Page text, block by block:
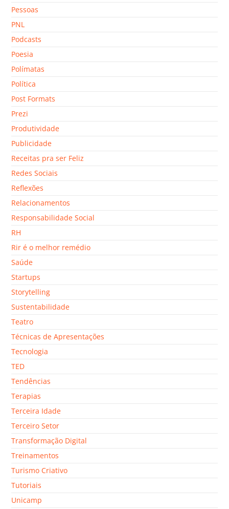
Pessoas
PNL
Podcasts
Poesia
Polímatas
Política
Post Formats
Prezi
Produtividade
Publicidade
Receitas pra ser Feliz
Redes Sociais
Reflexões
Relacionamentos
Responsabilidade Social
RH
Rir é o melhor remédio
Saúde
Startups
Storytelling
Sustentabilidade
Teatro
Técnicas de Apresentações
Tecnologia
TED
Tendências
Terapias
Terceira Idade
Terceiro Setor
Transformação Digital
Treinamentos
Turismo Criativo
Tutoriais
Unicamp